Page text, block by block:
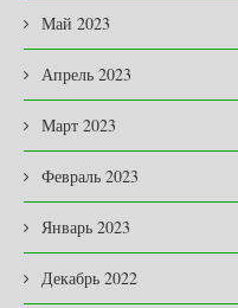
Май 2023
Апрель 2023
Март 2023
Февраль 2023
Январь 2023
Декабрь 2022